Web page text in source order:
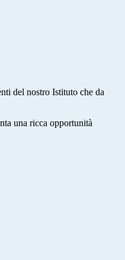
del nostro Istituto che da
una ricca opportunità